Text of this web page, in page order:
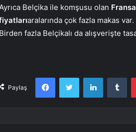
Belçika ile komşusu olan Fransa
aralarında çok fazla makas var.
Birden fazla Belçikalı da alışverişte
Paylaş
FacebookTwitter LinkedIn